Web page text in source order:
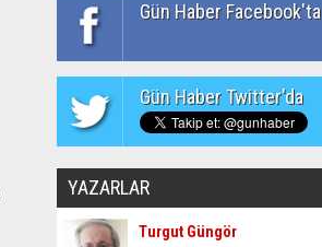
Gün Haber Facebook'ta
Gün Haber Twitter'da
YAZARLAR
Turgut Güngör